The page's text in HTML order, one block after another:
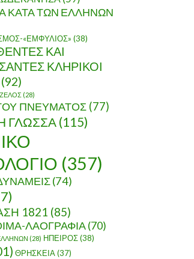
ΤΟΥ ΙΜΠΡΑΗΜ (ΑΥΓΟΥΣΤΟΣ –
ΚΑΤΑ ΤΩΝ ΕΛΛΗΝΩΝ
«ΕΜΦΥΛΙΟΣ» (38)
ΚΑΙ
ΚΛΗΡΙΚΟΙ
(92)
(28)
ΠΝΕΥΜΑΤΟΣ (77)
ΓΛΩΣΣΑ(115)
(357)
(74)
1821 (85)
ΛΑΟΓΡΑΦΙΑ(70)
(28) ΗΠΕΙΡΟΣ(38)
ΘΡΗΣΚΕΙΑ(37)